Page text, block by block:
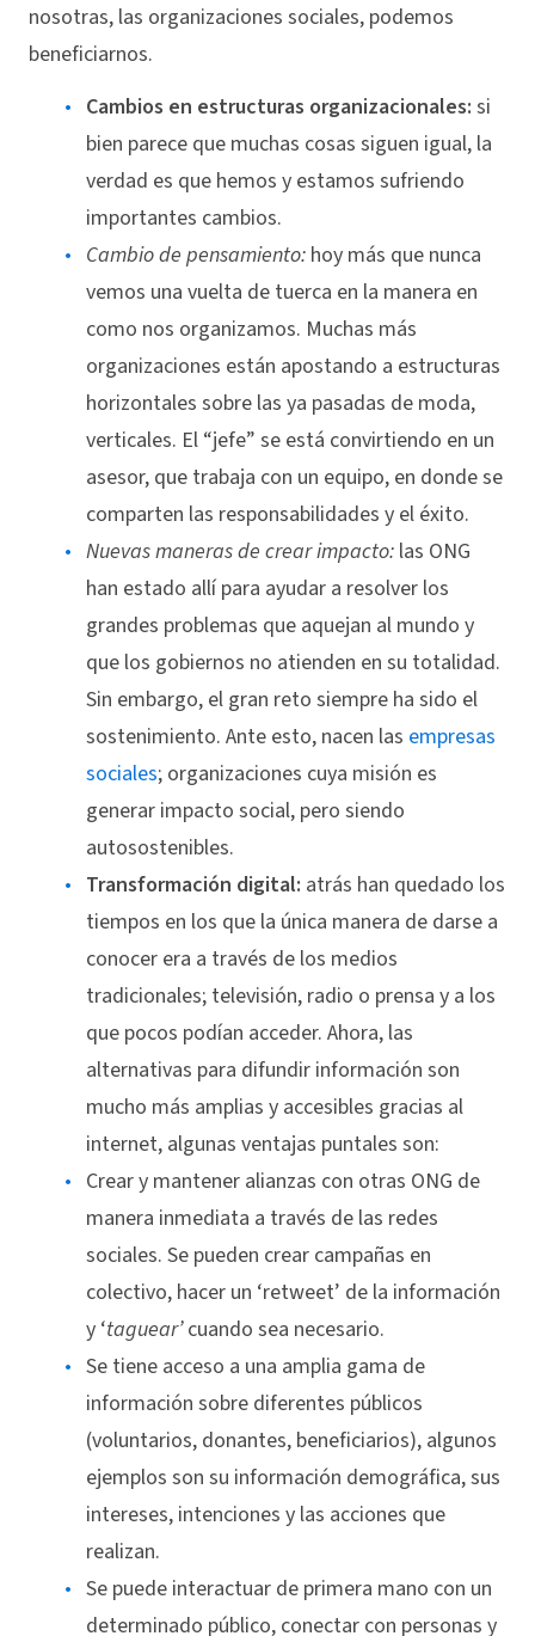
nosotras, las organizaciones sociales, podemos
beneficiarnos.
Cambios en estructuras organizacionales: si
bien parece que muchas cosas siguen igual, la
verdad es que hemos y estamos sufriendo
importantes cambios.
Cambio de pensamiento: hoy más que nunca
vemos una vuelta de tuerca en la manera en
como nos organizamos. Muchas más
organizaciones están apostando a estructuras
horizontales sobre las ya pasadas de moda,
verticales. El “jefe” se está convirtiendo en un
asesor, que trabaja con un equipo, en donde se
comparten las responsabilidades y el éxito.
Nuevas maneras de crear impacto: las ONG
han estado allí para ayudar a resolver los
grandes problemas que aquejan al mundo y
que los gobiernos no atienden en su totalidad.
Sin embargo, el gran reto siempre ha sido el
sostenimiento. Ante esto, nacen las empresas
sociales; organizaciones cuya misión es
generar impacto social, pero siendo
autosostenibles.
Transformación digital: atrás han quedado los
tiempos en los que la única manera de darse a
conocer era a través de los medios
tradicionales; televisión, radio o prensa y a los
que pocos podían acceder. Ahora, las
alternativas para difundir información son
mucho más amplias y accesibles gracias al
internet, algunas ventajas puntales son:
Crear y mantener alianzas con otras ONG de
manera inmediata a través de las redes
sociales. Se pueden crear campañas en
colectivo, hacer un ‘retweet’ de la información
y ‘taguear’cuando sea necesario.
Se tiene acceso a una amplia gama de
información sobre diferentes públicos
(voluntarios, donantes, beneficiarios), algunos
ejemplos son su información demográfica, sus
intereses, intenciones y las acciones que
realizan.
Se puede interactuar de primera mano con un
determinado público, conectar con personas y